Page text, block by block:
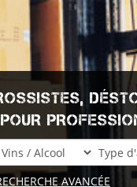
AVANCÉE